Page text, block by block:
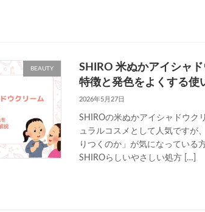
BEAUTY
SHIRO 米ぬかアイシャ
特徴と発色をよくする使
2026年5月27日
SHIROの米ぬかアイシャドウク
ュラルコスメとして人気ですが
りつくのか」が気になっている
SHIROらしいやさしい処方 […]